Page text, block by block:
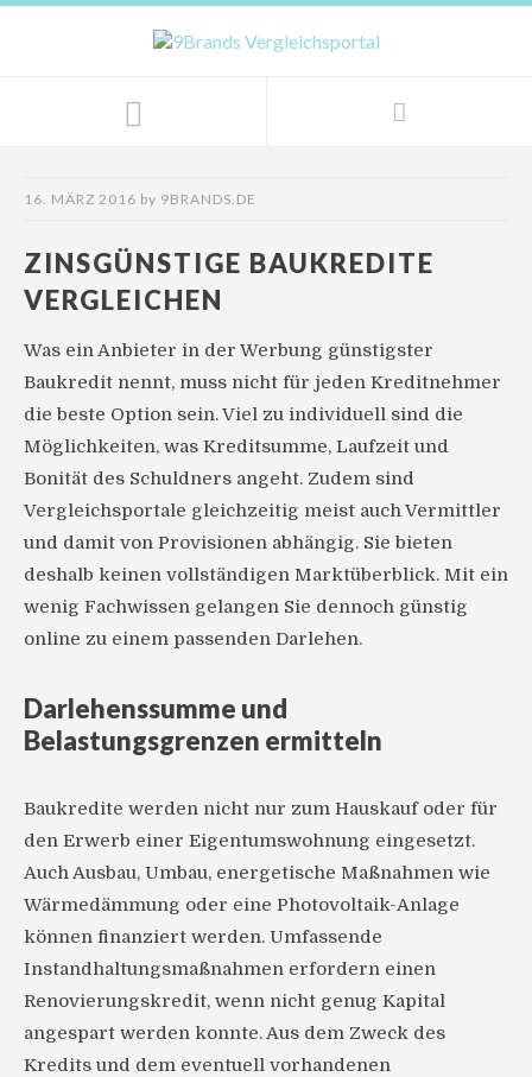
16. MÄRZ 2016 by 9BRANDS.DE
ZINSGÜNSTIGE BAUKREDITE
VERGLEICHEN
Was ein Anbieter in der Werbung günstigster
Baukredit nennt, muss nicht für jeden Kreditnehmer
die beste Option sein. Viel zu individuell sind die
Möglichkeiten, was Kreditsumme, Laufzeit und
Bonität des Schuldners angeht. Zudem sind
Vergleichsportale gleichzeitig meist auch Vermittler
und damit von Provisionen abhängig. Sie bieten
deshalb keinen vollständigen Marktüberblick. Mit ein
wenig Fachwissen gelangen Sie dennoch günstig
online zu einem passenden Darlehen.
Darlehenssumme und
Belastungsgrenzen ermitteln
Baukredite werden nicht nur zum Hauskauf oder für
den Erwerb einer Eigentumswohnung eingesetzt.
Auch Ausbau, Umbau, energetische Maßnahmen wie
Wärmedämmung oder eine Photovoltaik-Anlage
können finanziert werden. Umfassende
Instandhaltungsmaßnahmen erfordern einen
Renovierungskredit, wenn nicht genug Kapital
angespart werden konnte. Aus dem Zweck des
Kredits und dem eventuell vorhandenen